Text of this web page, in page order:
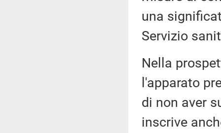
una
Servizio
Nella
l'apparato
di non aver
inscrive